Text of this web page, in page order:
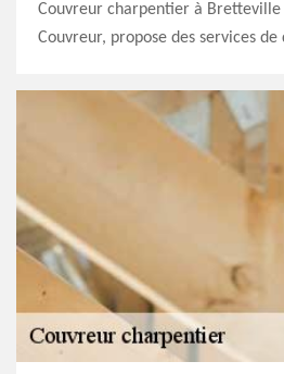
Couvreur charpentier à Bretteville
Couvreur, propose des services